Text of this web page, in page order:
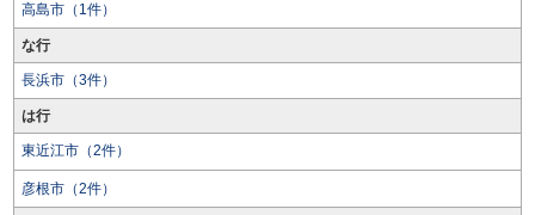
高島市（1件）
な行
長浜市（3件）
は行
東近江市（2件）
彦根市（2件）